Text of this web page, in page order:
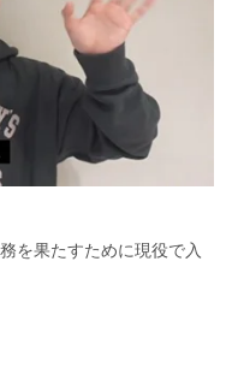
を果たすために現役で入